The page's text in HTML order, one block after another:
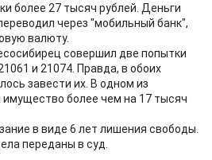
более 27 тысяч рублей. Деньги
через "мобильный банк",
валюту.
совершил две попытки
и 21074. Правда, в обоих
завести их. В одном из
более чем на 17 тысяч
в виде 6 лет лишения свободы.
переданы в суд.